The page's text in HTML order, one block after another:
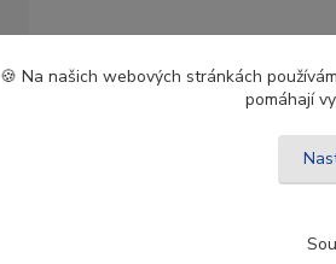
🍪 Na našich webových stránkách
pomáhají